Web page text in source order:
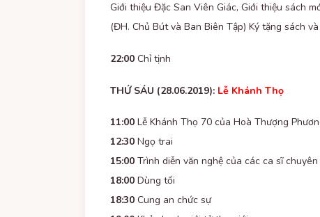
Giới thiệu Đặc San Viên Giác, Giới thiệu sách
(ĐH. Chủ Bút và Ban Biên Tập) Ký tặng sách
22:00 Chỉ tịnh
THỨ SÁU (28.06.2019): Lễ Khánh Thọ
11:00 Lễ Khánh Thọ 70 của Hoà Thượng
12:30 Ngọ trai
15:00 Trình diễn văn nghệ của các ca sĩ
18:00 Dùng tối
18:30 Cung an chức sự